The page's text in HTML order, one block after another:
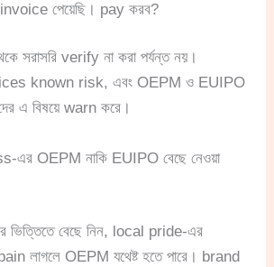
পেয়েছি। pay করব?
সরাসরি verify না করা পর্যন্ত নয়।
known risk, এবং OEPM ও EUIPO
এ বিষয়ে warn করে।
এর OEPM নাকি EUIPO বেছে নেওয়া
বেছে নিন, local pride-এর
লাগলে OEPM যথেষ্ট হতে পারে। brand